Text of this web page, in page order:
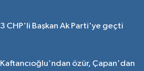
3 CHP'li Başkan Ak Parti'ye geçti
Kaftancıoğlu'ndan özür, Çapan'dan